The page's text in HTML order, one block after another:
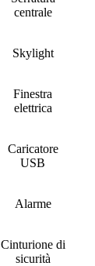
centrale
Skylight
Finestra
elettrica
Caricatore
USB
Alarme
Cinturione di
sicurità